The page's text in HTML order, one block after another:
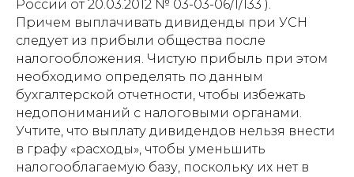
России от 20.03.2012 № 03-03-06/1/133 ).
Причем выплачивать дивиденды при УСН
следует из прибыли общества после
налогообложения. Чистую прибыль при этом
необходимо определять по данным
бухгалтерской отчетности, чтобы избежать
недопониманий с налоговыми органами.
Учтите, что выплату дивидендов нельзя внести
в графу «расходы», чтобы уменьшить
налогооблагаемую базу, поскольку их нет в